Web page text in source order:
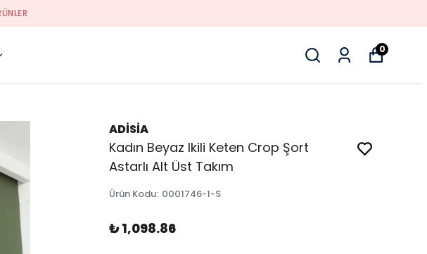
0
ADİSİA
Kadın Beyaz Ikili Keten Crop Şort
Astarlı Alt Üst Takım
Ürün Kodu: 0001746-1-S
₺ 1,098.86